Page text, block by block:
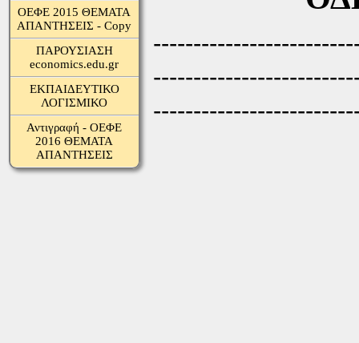
ΟΕΦΕ 2015 ΘΕΜΑΤΑ
ΑΠΑΝΤΗΣΕΙΣ - Copy
ΠΑΡΟΥΣΙΑΣΗ
economics.edu.gr
ΕΚΠΑΙΔΕΥΤΙΚΟ
ΛΟΓΙΣΜΙΚΟ
Αντιγραφή - ΟΕΦΕ
2016 ΘΕΜΑΤΑ
ΑΠΑΝΤΗΣΕΙΣ